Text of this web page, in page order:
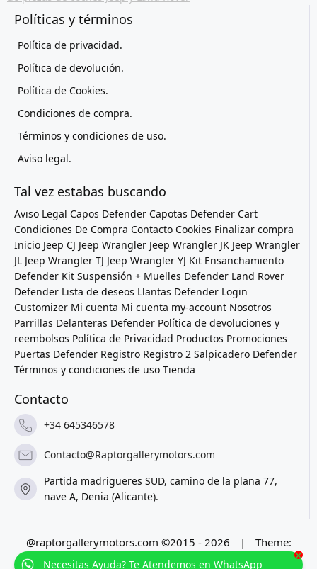
Necesitas Ayuda? Te Atendemos en WhatsApp
×
Políticas y términos
Política de privacidad.
Política de devolución.
Política de Cookies.
Condiciones de compra.
Términos y condiciones de uso.
Aviso legal.
Tal vez estabas buscando
Aviso Legal Capos Defender Capotas Defender Cart
Condiciones De Compra Contacto Cookies Finalizar compra
Inicio Jeep CJ Jeep Wrangler Jeep Wrangler JK Jeep Wrangler
JL Jeep Wrangler TJ Jeep Wrangler YJ Kit Ensanchamiento
Defender Kit Suspensión + Muelles Defender Land Rover
Defender Lista de deseos Llantas Defender Login
Customizer Mi cuenta Mi cuenta my-account Nosotros
Parrillas Delanteras Defender Política de devoluciones y
reembolsos Política de Privacidad Productos Promociones
Puertas Defender Registro Registro 2 Salpicadero Defender
Términos y condiciones de uso Tienda
Contacto
+34 645346578
Contacto@Raptorgallerymotors.com
Partida madrigueres SUD, camino de la plana 77,
nave A, Denia (Alicante).
@raptorgallerymotors.com ©2015 - 2026 |
Theme:
Prosale byfull100ack